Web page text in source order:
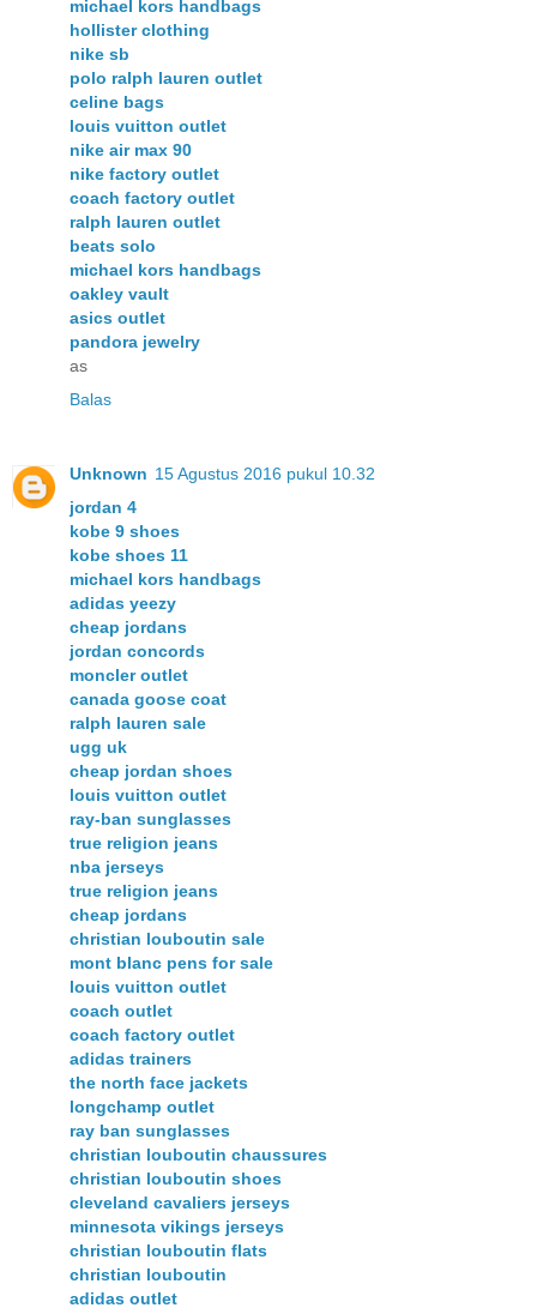
michael kors handbags
hollister clothing
nike sb
polo ralph lauren outlet
celine bags
louis vuitton outlet
nike air max 90
nike factory outlet
coach factory outlet
ralph lauren outlet
beats solo
michael kors handbags
oakley vault
asics outlet
pandora jewelry
as
Balas
Unknown 15 Agustus 2016 pukul 10.32
jordan 4
kobe 9 shoes
kobe shoes 11
michael kors handbags
adidas yeezy
cheap jordans
jordan concords
moncler outlet
canada goose coat
ralph lauren sale
ugg uk
cheap jordan shoes
louis vuitton outlet
ray-ban sunglasses
true religion jeans
nba jerseys
true religion jeans
cheap jordans
christian louboutin sale
mont blanc pens for sale
louis vuitton outlet
coach outlet
coach factory outlet
adidas trainers
the north face jackets
longchamp outlet
ray ban sunglasses
christian louboutin chaussures
christian louboutin shoes
cleveland cavaliers jerseys
minnesota vikings jerseys
christian louboutin flats
christian louboutin
adidas outlet